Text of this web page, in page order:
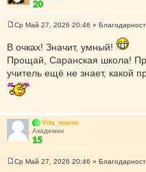
о
щ
е
и
е
Ср Май 27, 2026 20:46 »
В очках! Значит, умный!
Прощай, Саранская школа!
учитель ещё не знает, какой
Vita_marin
Академик
Ср Май 27, 2026 20:46 »